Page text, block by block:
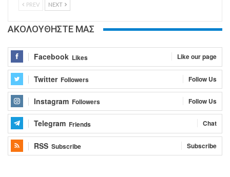
PREV NEXT
ΑΚΟΛΟΥΘΗΣΤΕ ΜΑΣ
Facebook Likes Like our page
Twitter Followers Follow Us
Instagram Followers Follow Us
Telegram Friends Chat
RSS Subscribe Subscribe